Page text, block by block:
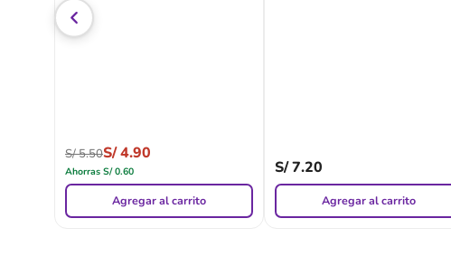
S/5.50S/4.90
Ahorras S/0.60
Agregar al carrito
S/7.20
Agregar al carrito